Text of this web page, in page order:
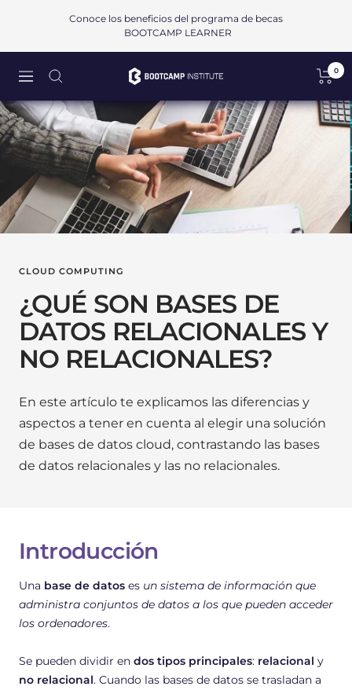
Conoce los beneficios del programa de becas
BOOTCAMP LEARNER
Navigación
Bootcamp
SAPI
de
CV
0
CLOUD COMPUTING
¿QUÉ SON BASES DE
DATOS RELACIONALES Y
NO RELACIONALES?
En este artículo te explicamos las diferencias y
aspectos a tener en cuenta al elegir una solución
de bases de datos cloud, contrastando las bases
de datos relacionales y las no relacionales.
Introducción
Una base de datos es un sistema de información que
administra conjuntos de datos a los que pueden acceder
los ordenadores.
Se pueden dividir en dos tipos principales: relacional y
no relacional. Cuando las bases de datos se trasladan a